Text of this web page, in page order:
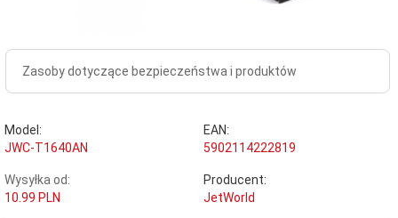
Zasoby dotyczące bezpieczeństwa i produktów
Model:
JWC-T1640AN
EAN:
5902114222819
Wysyłka od:
10.99 PLN
Producent:
JetWorld